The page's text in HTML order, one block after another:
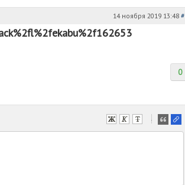
14 ноября 2019 13:48 #
0
-
-